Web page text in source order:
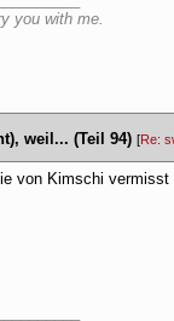
you with me.
weil... (Teil 94) [Re:
von Kimschi